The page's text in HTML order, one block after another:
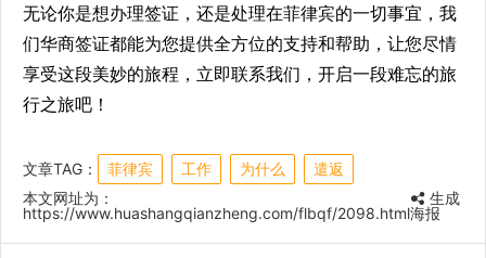
无论你是想办理签证，还是处理在菲律宾的一切事宜，我
们华商签证都能为您提供全方位的支持和帮助，让您尽情
享受这段美妙的旅程，立即联系我们，开启一段难忘的旅
行之旅吧！
文章TAG： 菲律宾 工作 为什么
遣返
本文网址为：
https://www.huashangqianzheng.com/flbqf/2098.html
生成
海报